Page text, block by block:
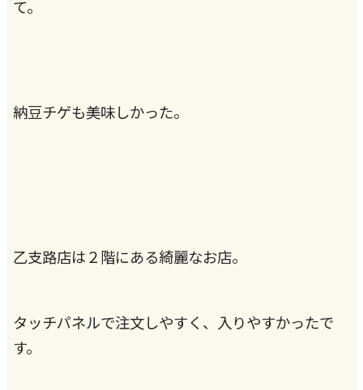
て。
納豆チゲも美味しかった。
乙支路店は２階にある綺麗なお店。
タッチパネルで注文しやすく、入りやすかったで
す。